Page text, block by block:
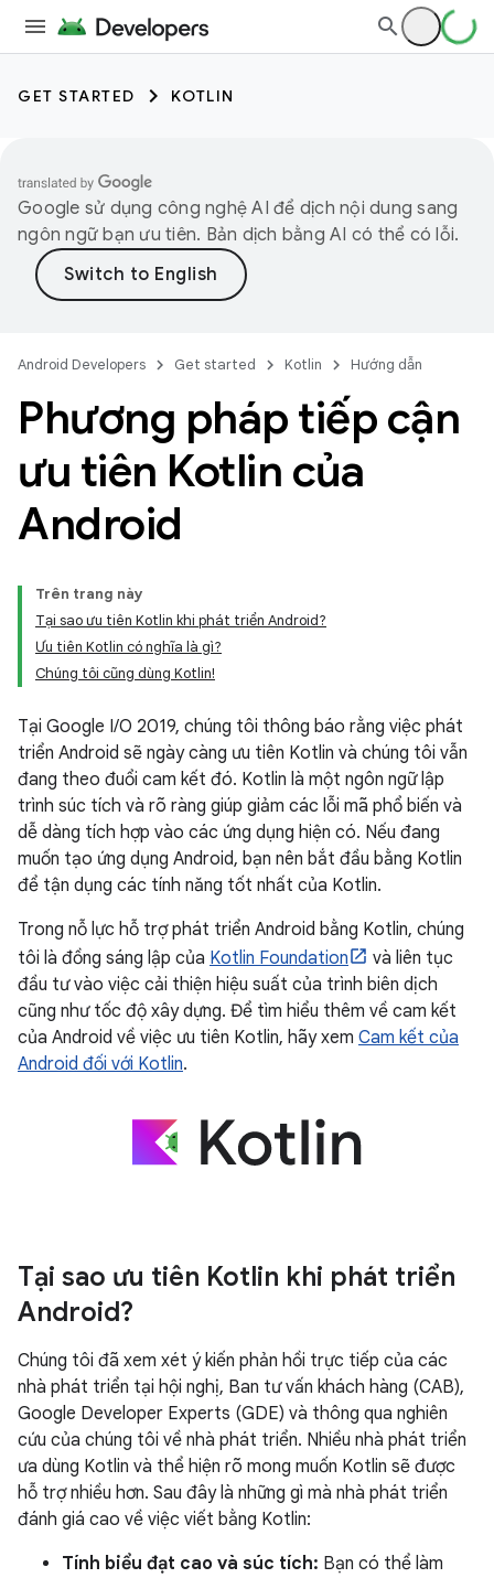
GET STARTED KOTLIN
Google sử dụng công nghệ AI để dịch nội dung sang
ngôn ngữ bạn ưu tiên. Bản dịch bằng AI có thể có lỗi.
Android Developers Get started Kotlin Hướng dẫn
Phương pháp tiếp cận
ưu tiên Kotlin của
Android
Trên trang này
Tại sao ưu tiên Kotlin khi phát triển Android?
Ưu tiên Kotlin có nghĩa là gì?
Chúng tôi cũng dùng Kotlin!
Tại Google I/O 2019, chúng tôi thông báo rằng việc phát
triển Android sẽ ngày càng ưu tiên Kotlin và chúng tôi vẫn
đang theo đuổi cam kết đó. Kotlin là một ngôn ngữ lập
trình súc tích và rõ ràng giúp giảm các lỗi mã phổ biến và
dễ dàng tích hợp vào các ứng dụng hiện có. Nếu đang
muốn tạo ứng dụng Android, bạn nên bắt đầu bằng Kotlin
để tận dụng các tính năng tốt nhất của Kotlin.
Trong nỗ lực hỗ trợ phát triển Android bằng Kotlin, chúng
tôi là đồng sáng lập của Kotlin Foundation
và liên tục
đầu tư vào việc cải thiện hiệu suất của trình biên dịch
cũng như tốc độ xây dựng. Để tìm hiểu thêm về cam kết
của Android về việc ưu tiên Kotlin, hãy xem Cam kết của
Android đối với Kotlin.
Tại sao ưu tiên Kotlin khi phát triển
Android?
Chúng tôi đã xem xét ý kiến phản hồi trực tiếp của các
nhà phát triển tại hội nghị, Ban tư vấn khách hàng (CAB),
Google Developer Experts (GDE) và thông qua nghiên
cứu của chúng tôi về nhà phát triển. Nhiều nhà phát triển
ưa dùng Kotlin và thể hiện rõ mong muốn Kotlin sẽ được
hỗ trợ nhiều hơn. Sau đây là những gì mà nhà phát triển
đánh giá cao về việc viết bằng Kotlin:
Tính biểu đạt cao và súc tích: Bạn có thể làm